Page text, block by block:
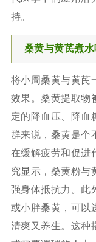
持。
桑黄与黄芪煮
将小周桑黄与黄芪
效果。桑黄提取物
定的降血压、降血
群来说，桑黄是个
在缓解疲劳和促进
究显示，桑黄粉与
强身体抵抗力。此
或小胖桑黄，可以
清爽又养生。这种